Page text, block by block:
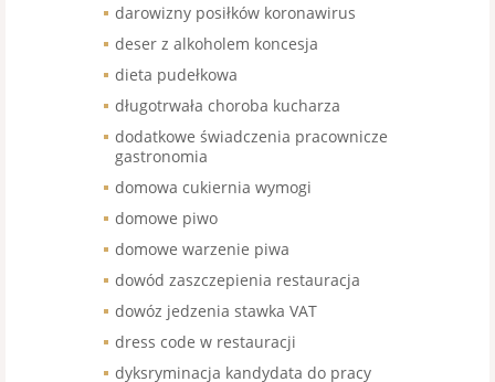
darowizny posiłków koronawirus
deser z alkoholem koncesja
dieta pudełkowa
długotrwała choroba kucharza
dodatkowe świadczenia pracownicze
gastronomia
domowa cukiernia wymogi
domowe piwo
domowe warzenie piwa
dowód zaszczepienia restauracja
dowóz jedzenia stawka VAT
dress code w restauracji
dyksryminacja kandydata do pracy